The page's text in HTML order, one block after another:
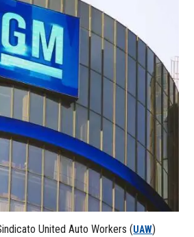
United Auto Workers (UAW)